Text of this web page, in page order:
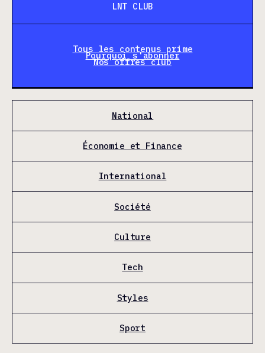
LNT CLUB
Tous les contenus prime
Pourquoi s'abonner
Nos offres club
National
Économie et Finance
International
Société
Culture
Tech
Styles
Sport